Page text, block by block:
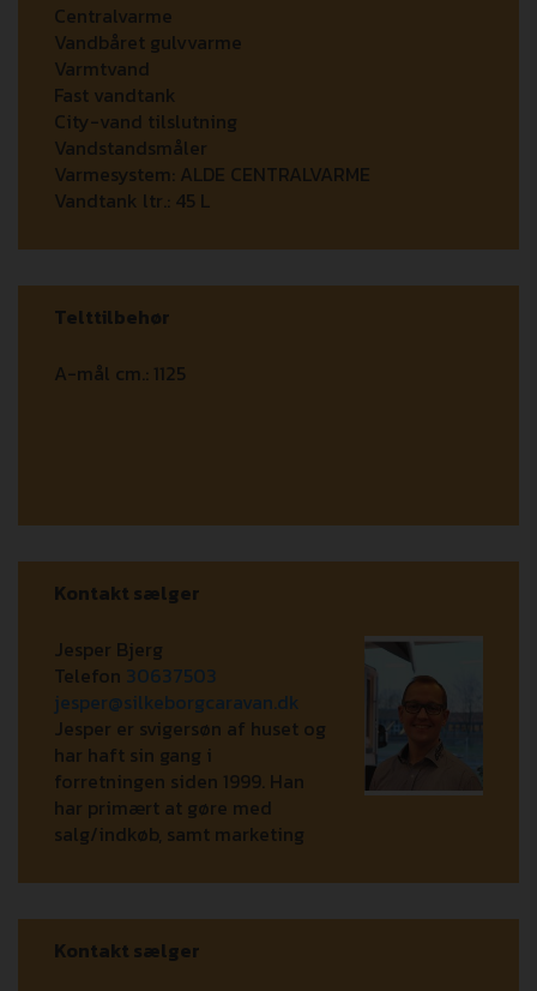
Centralvarme
Vandbåret gulvvarme
Varmtvand
Fast vandtank
City-vand tilslutning
Vandstandsmåler
Varmesystem: ALDE CENTRALVARME
Vandtank ltr.: 45 L
Telttilbehør
A-mål cm.: 1125
Kontakt sælger
Jesper Bjerg
Telefon 30637503
jesper@silkeborgcaravan.dk
Jesper er svigersøn af huset og
har haft sin gang i
forretningen siden 1999. Han
har primært at gøre med
salg/indkøb, samt marketing
Kontakt sælger